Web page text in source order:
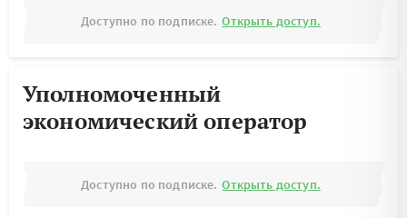
Доступно по подписке. Открыть доступ.
Уполномоченный
экономический оператор
Доступно по подписке. Открыть доступ.